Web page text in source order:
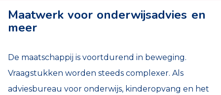
Maatwerk voor onderwijsadvies en
meer
De maatschappij is voortdurend in beweging.
Vraagstukken worden steeds complexer. Als
adviesbureau voor onderwijs, kinderopvang en het